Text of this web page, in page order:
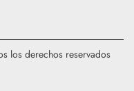
los derechos reservados